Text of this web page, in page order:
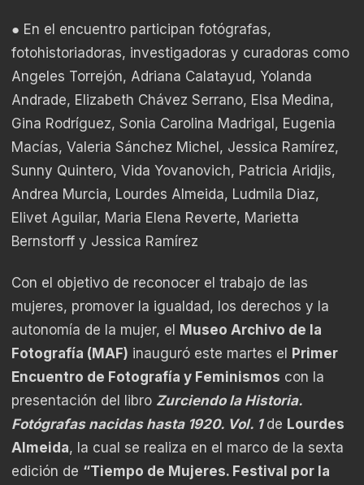
● En el encuentro participan fotógrafas,
fotohistoriadoras, investigadoras y curadoras como
Angeles Torrejón, Adriana Calatayud, Yolanda
Andrade, Elizabeth Chávez Serrano, Elsa Medina,
Gina Rodríguez, Sonia Carolina Madrigal, Eugenia
Macías, Valeria Sánchez Michel, Jessica Ramírez,
Sunny Quintero, Vida Yovanovich, Patricia Aridjis,
Andrea Murcia, Lourdes Almeida, Ludmila Diaz,
Elivet Aguilar, Maria Elena Reverte, Marietta
Bernstorff y Jessica Ramírez
Con el objetivo de reconocer el trabajo de las
mujeres, promover la igualdad, los derechos y la
autonomía de la mujer, el Museo Archivo de la
Fotografía (MAF) inauguró este martes el Primer
Encuentro de Fotografía y Feminismos con la
presentación del libro Zurciendo la Historia.
Fotógrafas nacidas hasta 1920. Vol. 1de Lourdes
Almeida, la cual se realiza en el marco de la sexta
edición de “Tiempo de Mujeres. Festival por la